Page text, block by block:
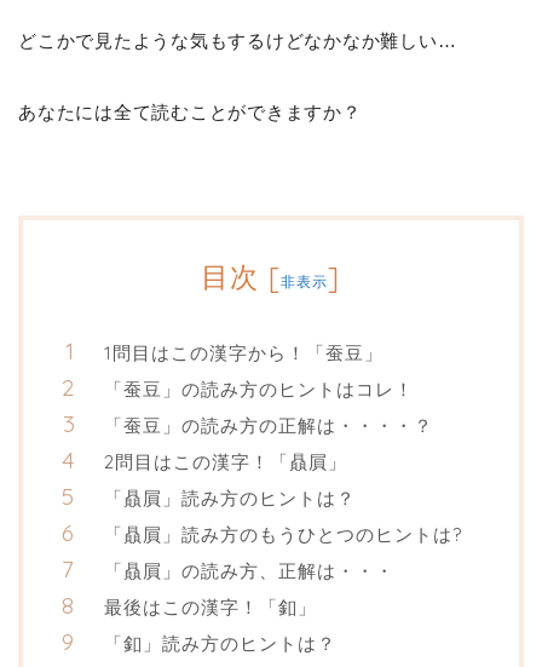
どこかで見たような気もするけどなかなか難しい…
あなたには全て読むことができますか？
目次 [非表示]
1問目はこの漢字から！「蚕豆」
「蚕豆」の読み方のヒントはコレ！
「蚕豆」の読み方の正解は・・・・？
2問目はこの漢字！「贔屓」
「贔屓」読み方のヒントは？
「贔屓」読み方のもうひとつのヒントは?
「贔屓」の読み方、正解は・・・
最後はこの漢字！「釦」
「釦」読み方のヒントは？